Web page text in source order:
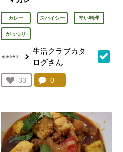
カレー スパイシー 辛い料理
がっつり
生活クラブカタ
ログさん
お気に入り登録：
33
人が登録
コメント：
0件。コメントを見る。